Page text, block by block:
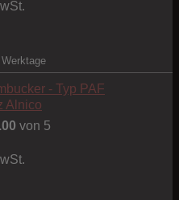
- Typ PAF
Alnico
von 5